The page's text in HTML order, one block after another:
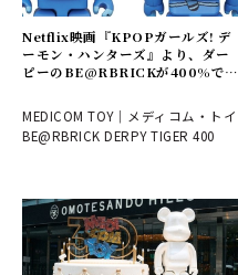
Netflix映画『KPOPガールズ! デ
ーモン・ハンターズ』より、ダー
ピーのBE@RBRICKが400%で登
MEDICOM TOY｜メディコム・トイ
BE@RBRICK DERPY TIGER 400